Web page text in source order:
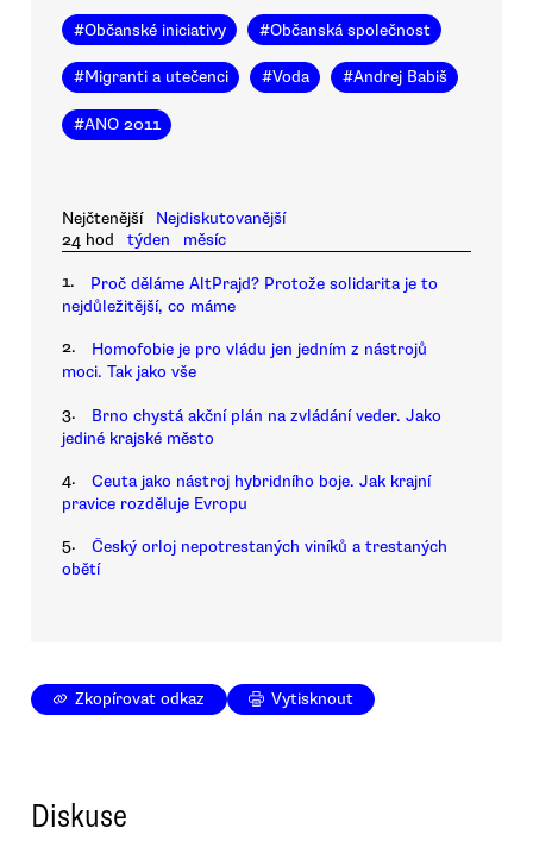
#Občanské iniciativy #Občanská společnost
#Migranti a utečenci #Voda #Andrej Babiš
#ANO 2011
Nejčtenější
Nejdiskutovanější
24 hod
týden měsíc
1.
Proč děláme AltPrajd? Protože solidarita je to
nejdůležitější, co máme
2.
Homofobie je pro vládu jen jedním z nástrojů
moci. Tak jako vše
3.
Brno chystá akční plán na zvládání veder. Jako
jediné krajské město
4.
Ceuta jako nástroj hybridního boje. Jak krajní
pravice rozděluje Evropu
5.
Český orloj nepotrestaných viníků a trestaných
obětí
Zkopírovat odkaz Vytisknout
Diskuse